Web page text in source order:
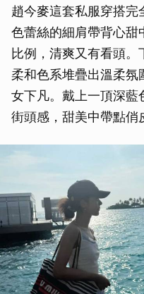
趙今麥這套私服穿搭
色蕾絲的細肩帶背心甜
比例，清爽又有看頭。
柔和色系堆疊出溫柔氛
女下凡。戴上一頂深藍
街頭感，甜美中帶點俏